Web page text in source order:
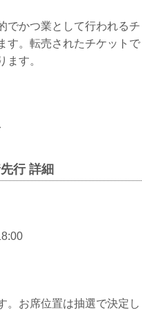
でかつ業として行われるチ
す。転売されたチケットで
ます。
行 詳細
。お席位置は抽選で決定し